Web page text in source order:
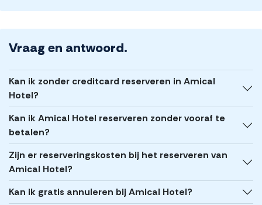
Vraag en antwoord.
Kan ik zonder creditcard reserveren in Amical
Hotel?
Kan ik Amical Hotel reserveren zonder vooraf te
betalen?
Zijn er reserveringskosten bij het reserveren van
Amical Hotel?
Kan ik gratis annuleren bij Amical Hotel?